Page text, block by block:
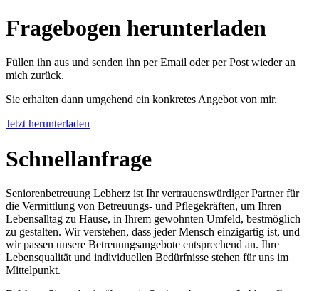
Fragebogen herunter­laden
Füllen ihn aus und senden ihn per Email oder per Post wieder an
mich zurück.
Sie erhalten dann umgehend ein konkretes Angebot von mir.
Jetzt herunterladen
Schnell­anfrage
Seniorenbetreuung Lebherz ist Ihr vertrauenswürdiger Partner für
die Vermittlung von Betreuungs- und Pflegekräften, um Ihren
Lebensalltag zu Hause, in Ihrem gewohnten Umfeld, bestmöglich
zu gestalten. Wir verstehen, dass jeder Mensch einzigartig ist, und
wir passen unsere Betreuungsangebote entsprechend an. Ihre
Lebensqualität und individuellen Bedürfnisse stehen für uns im
Mittelpunkt.